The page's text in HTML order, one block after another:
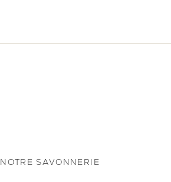
NOTRE SAVONNERIE